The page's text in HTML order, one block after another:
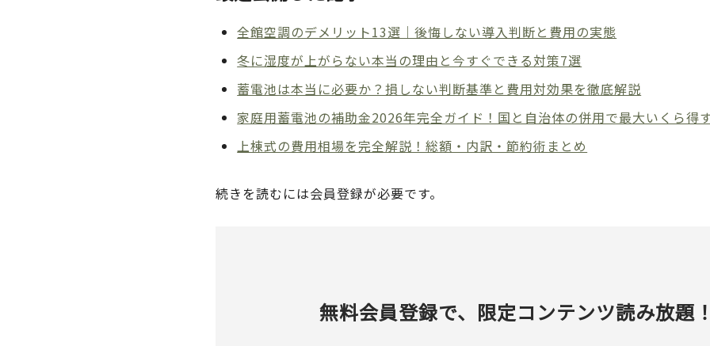
全館空調のデメリット13選｜後悔しない導入判断と費用の実態
冬に湿度が上がらない本当の理由と今すぐできる対策7選
蓄電池は本当に必要か？損しない判断基準と費用対効果を徹底解説
家庭用蓄電池の補助金2026年完全ガイド！国と自治体の併用で最大いくら得
上棟式の費用相場を完全解説！総額・内訳・節約術まとめ
続きを読むには会員登録が必要です。
無料会員登録で、限定コンテンツ読み放題